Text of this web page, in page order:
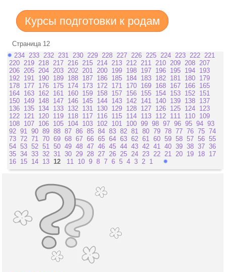
Курсы подготовки к родам
Страница 12
234 233 232 231 230 229 228 227 226 225 224 223 222 221
220 219 218 217 216 215 214 213 212 211 210 209 208 207
206 205 204 203 202 201 200 199 198 197 196 195 194 193
192 191 190 189 188 187 186 185 184 183 182 181 180 179
178 177 176 175 174 173 172 171 170 169 168 167 166 165
164 163 162 161 160 159 158 157 156 155 154 153 152 151
150 149 148 147 146 145 144 143 142 141 140 139 138 137
136 135 134 133 132 131 130 129 128 127 126 125 124 123
122 121 120 119 118 117 116 115 114 113 112 111 110 109
108 107 106 105 104 103 102 101 100 99 98 97 96 95 94 93
92 91 90 89 88 87 86 85 84 83 82 81 80 79 78 77 76 75 74
73 72 71 70 69 68 67 66 65 64 63 62 61 60 59 58 57 56 55
54 53 52 51 50 49 48 47 46 45 44 43 42 41 40 39 38 37 36
35 34 33 32 31 30 29 28 27 26 25 24 23 22 21 20 19 18 17
16 15 14 13 12 11 10 9 8 7 6 5 4 3 2 1